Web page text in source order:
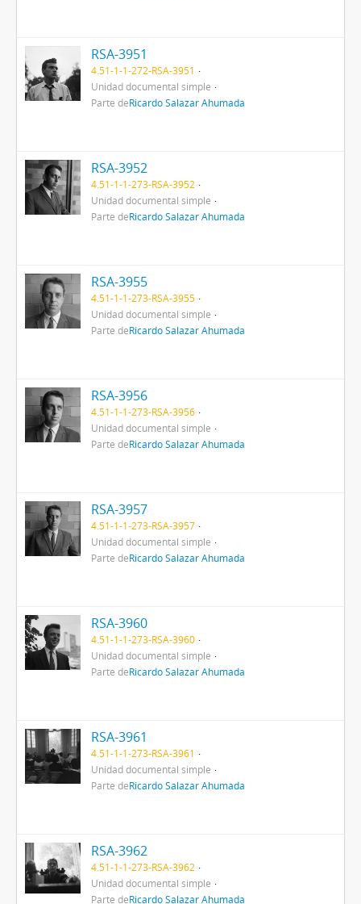
RSA-3951
4.51-1-1-272-RSA-3951
Unidad documental simple
Parte deRicardo Salazar Ahumada
RSA-3952
4.51-1-1-273-RSA-3952
Unidad documental simple
Parte deRicardo Salazar Ahumada
RSA-3955
4.51-1-1-273-RSA-3955
Unidad documental simple
Parte deRicardo Salazar Ahumada
RSA-3956
4.51-1-1-273-RSA-3956
Unidad documental simple
Parte deRicardo Salazar Ahumada
RSA-3957
4.51-1-1-273-RSA-3957
Unidad documental simple
Parte deRicardo Salazar Ahumada
RSA-3960
4.51-1-1-273-RSA-3960
Unidad documental simple
Parte deRicardo Salazar Ahumada
RSA-3961
4.51-1-1-273-RSA-3961
Unidad documental simple
Parte deRicardo Salazar Ahumada
RSA-3962
4.51-1-1-273-RSA-3962
Unidad documental simple
Parte deRicardo Salazar Ahumada